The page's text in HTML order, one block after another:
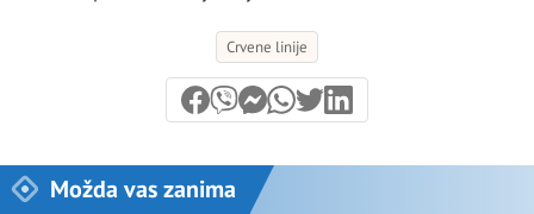
Crvene linije
Možda vas zanima